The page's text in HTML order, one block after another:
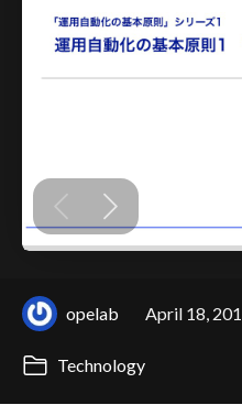
opelab April 18,
Technology